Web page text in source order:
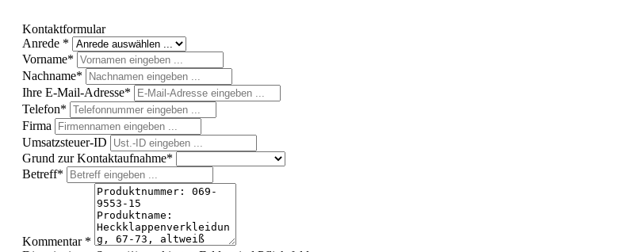
Kontaktformular
Anrede *
Vorname*
Nachname*
Ihre E-Mail-Adresse*
Telefon*
Firma
Umsatzsteuer-ID
Grund zur Kontaktaufnahme*
Betreff*
Kommentar *